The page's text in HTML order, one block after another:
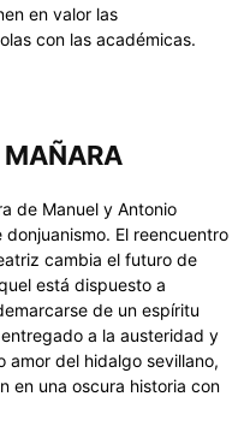
en valor las
con las académicas.
de Manuel y Antonio
El reencuentro
cambia el futuro de
está dispuesto a
de un espíritu
a la austeridad y
amor del hidalgo sevillano,
en una oscura historia con